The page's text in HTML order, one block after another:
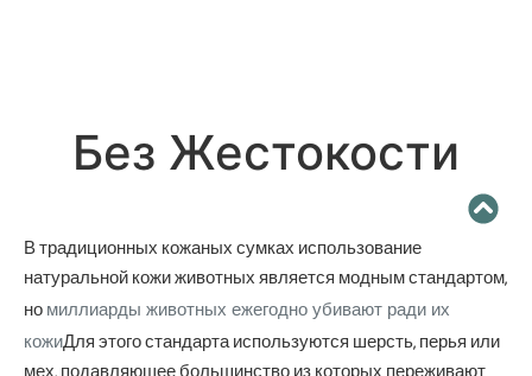
Без Жестокости
В традиционных кожаных сумках использование
натуральной кожи животных является модным стандартом,
номиллиарды животных ежегодно убивают ради их
кожиДля этого стандарта используются шерсть, перья или